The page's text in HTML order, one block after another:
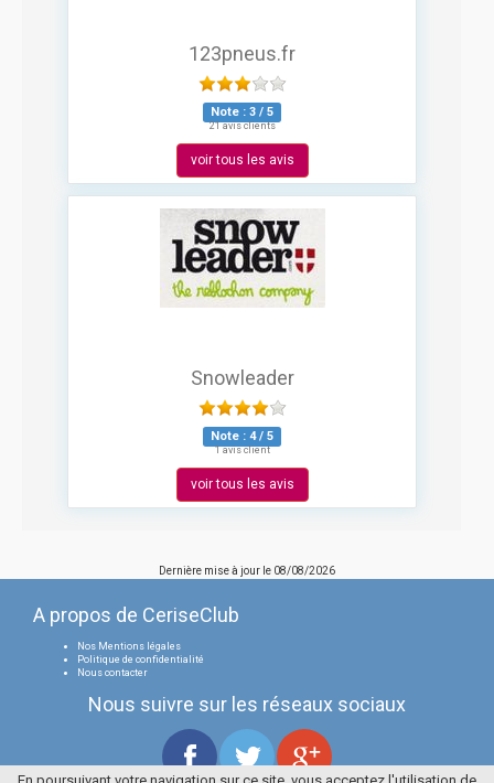
123pneus.fr
Note : 3 / 5
21 avis clients
voir tous les avis
Snowleader
Note : 4/ 5
1 avis client
voir tous les avis
Dernière mise à jour le 08/08/2026
A propos de CeriseClub
Nos Mentions légales
Politique de confidentialité
Nous contacter
Nous suivre sur les réseaux sociaux